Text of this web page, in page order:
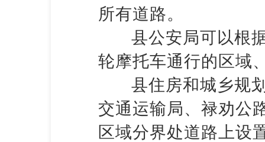
所有道路。
县公安局可以根
轮摩托车通行的区域
县住房和城乡规
交通运输局、禄劝公
区域分界处道路上设